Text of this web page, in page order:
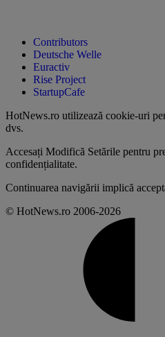
Contributors
Deutsche Welle
Euractiv
Rise Project
StartupCafe
HotNews.ro utilizează cookie-uri
dvs.
Accesați Modifică Setările pentru
confidențialitate.
Continuarea navigării implică
© HotNews.ro 2006-2026